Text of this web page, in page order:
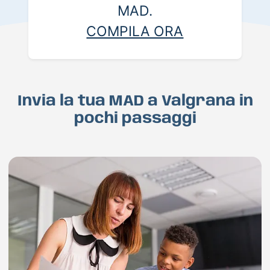
MAD.
COMPILA ORA
Invia la tua MAD a Valgrana in
pochi passaggi